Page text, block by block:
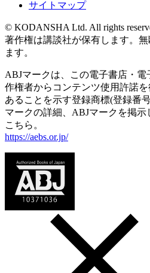
サイトマップ
© KODANSHA Ltd. All rights
著作権は講談社が保有します。
ます。
ABJマークは、この電子書店・
作権者からコンテンツ使用許諾
あることを示す登録商標(登録番
マークの詳細、ABJマークを掲
こちら。
https://aebs.or.jp/